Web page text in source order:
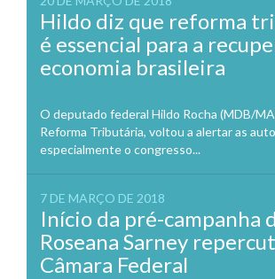
Hildo diz que reforma
é essencial para a
economia brasileira
O deputado federal Hildo Rocha (MDB/
Reforma Tributária, voltou a alertar as
especialmente o congresso...
7 DE MARÇO DE 2018
Início da pré-campanha
Roseana Sarney
Câmara Federal